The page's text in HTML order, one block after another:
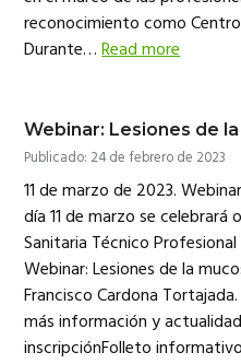
reconocimiento como
Durante…Read more
Webinar: Lesiones de
Publicado: 24 de febrero de 2023
11 de marzo de 2023.
día 11 de marzo se celebrará
Sanitaria Técnico
Webinar: Lesiones de la
Francisco Cardona
más información y
inscripciónFolleto informativo